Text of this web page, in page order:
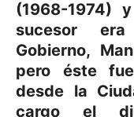
(1968-1974)
sucesor
Gobierno,
pero éste
desde la
cargo el